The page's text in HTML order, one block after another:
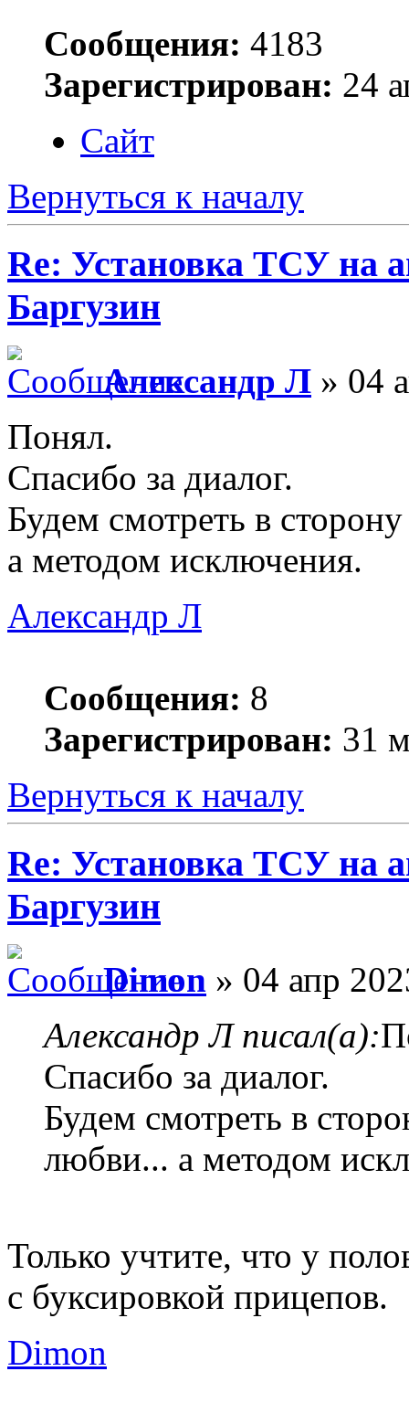
Сообщения: 4183
Зарегистрирован: 24
Сайт
Вернуться к началу
Re: Установка ТСУ на
Баргузин
Александр Л » 04
Понял.
Спасибо за диалог.
Будем смотреть в
а методом исключения.
Александр Л
Сообщения: 8
Зарегистрирован: 31
Вернуться к началу
Re: Установка ТСУ на
Баргузин
Dimon » 04 апр
Александр Л писал(а):
Спасибо за диалог.
Будем смотреть в
любви... а методом
Только учтите, что у
с буксировкой прицепов.
Dimon